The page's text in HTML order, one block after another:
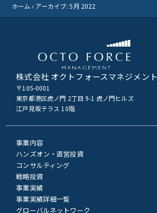
ホーム › アーカイブ: 5月 2022
株式会社 オクトフォースマネジメント
〒105-0001
東京都港区虎ノ門 2丁目 9-1 虎ノ門ヒルズ
江戸見坂テラス 10階
事業内容
ハンズオン・直営投資
コンサルティング
戦略投資
事業実績
事業実績詳細一覧
グローバルネットワーク